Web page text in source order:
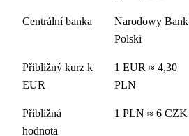
Centrální banka
Narodowy Bank
Polski
Přibližný kurz k
EUR
1 EUR ≈ 4,30
PLN
Přibližná
hodnota
1 PLN ≈ 6 CZK